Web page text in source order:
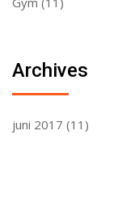
Archives
juni 2017 (11)